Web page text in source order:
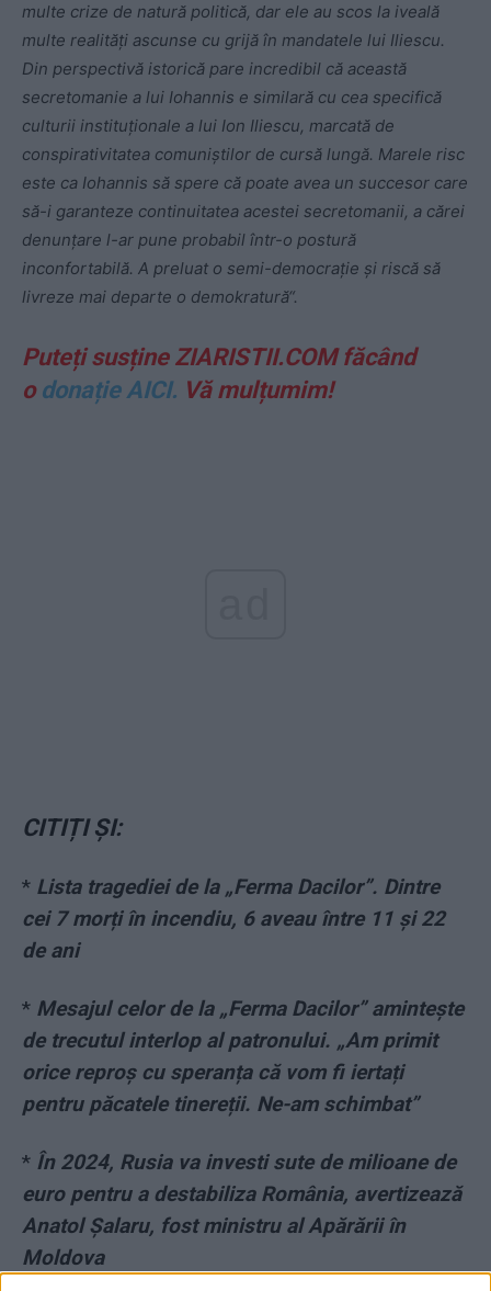
multe crize de natură politică, dar ele au scos la iveală
multe realități ascunse cu grijă în mandatele lui Iliescu.
Din perspectivă istorică pare incredibil că această
secretomanie a lui Iohannis e similară cu cea specifică
culturii instituționale a lui Ion Iliescu, marcată de
conspirativitatea comuniștilor de cursă lungă. Marele risc
este ca Iohannis să spere că poate avea un succesor care
să-i garanteze continuitatea acestei secretomanii, a cărei
denunțare l-ar pune probabil într-o postură
inconfortabilă. A preluat o semi-democrație și riscă să
livreze mai departe o demokratură“.
Puteți susține ZIARISTII.COM făcând
o donație AICI. Vă mulțumim!
CITIȚI ȘI:
* Lista tragediei de la „Ferma Dacilor”. Dintre
cei 7 morți în incendiu, 6 aveau între 11 și 22
de ani
* Mesajul celor de la „Ferma Dacilor” amintește
de trecutul interlop al patronului. „Am primit
orice reproș cu speranța că vom fi iertați
pentru păcatele tinereții. Ne-am schimbat”
* În 2024, Rusia va investi sute de milioane de
euro pentru a destabiliza România, avertizează
Anatol Șalaru, fost ministru al Apărării în
Moldova